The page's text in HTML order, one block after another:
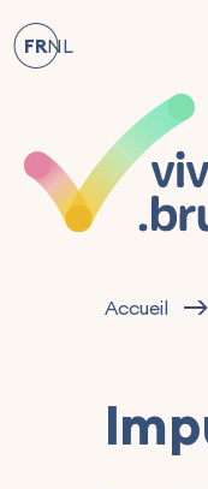
FRNL
Accueil